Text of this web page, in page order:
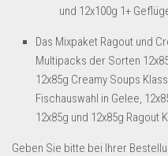
und 12x100g 1+
Das Mixpaket Ragout und
Multipacks der Sorten
12x85g Creamy Soups
Fischauswahl in Gelee,
12x85g und 12x85g Ragout
Geben Sie bitte bei Ihrer